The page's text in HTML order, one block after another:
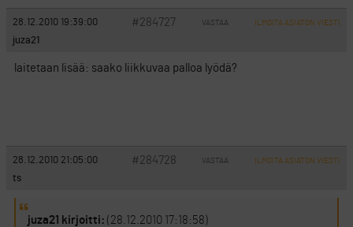
28.12.2010 19:39:00 #284727 VASTAA ILMOITA ASIATON VIESTI
juza21
laitetaan lisää: saako liikkuvaa palloa lyödä?
28.12.2010 21:05:00 #284728 VASTAA ILMOITA ASIATON VIESTI
ts
juza21 kirjoitti: (28.12.2010 17:18:58)